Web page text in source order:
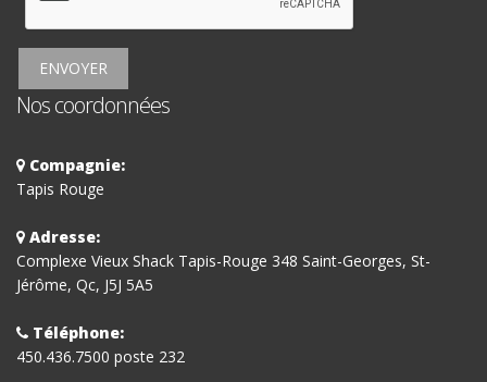
ENVOYER
Nos coordonnées
Compagnie:
Tapis Rouge
Adresse:
Complexe Vieux Shack Tapis-Rouge 348 Saint-Georges, St-
Jérôme, Qc, J5J 5A5
Téléphone:
450.436.7500 poste 232